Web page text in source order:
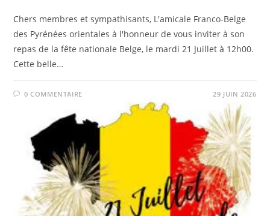
Chers membres et sympathisants, L'amicale Franco-Belge
des Pyrénées orientales à l'honneur de vous inviter à son
repas de la fête nationale Belge, le mardi 21 Juillet à 12h00.
Cette belle…
0 COMMENTAIRE 29 JUIN 2026